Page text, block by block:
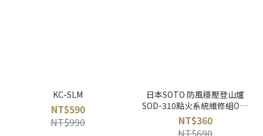
KC-SLM
NT$590
NT$990
日本SOTO 防風穩壓登山爐
SOD-310點火系統維修組OD-
1RXP
NT$360
NT$690